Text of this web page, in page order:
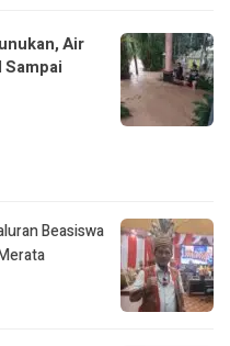
Air
Beasiswa